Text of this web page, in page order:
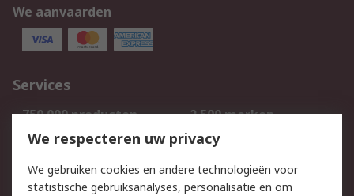
We aanvaarden
Services
750.000 producten
2.500 merken
Bestellen
Inkoopoplossingen
Track & Trace
We respecteren uw privacy
We gebruiken cookies en andere technologieën voor
statistische gebruiksanalyses, personalisatie en om